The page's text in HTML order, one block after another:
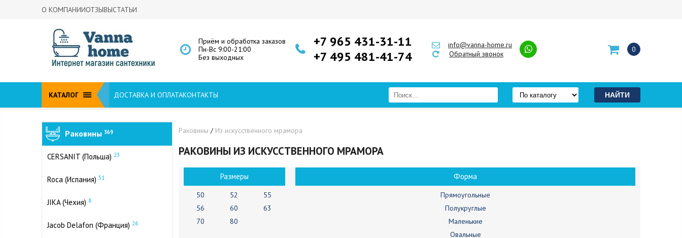
О КОМПАНИИОТЗЫВЫСТАТЬИ
Приём и обработка заказов
Пн-Вс 9:00-21:00
Без выходных
+7 965 431-31-11
+7 495 481-41-74
info@vanna-home.ru
Обратный звонок
0
КАТАЛОГ ДОСТАВКА И ОПЛАТАКОНТАКТЫ
Раковины 369
CERSANIT (Польша) 23
Roca (Испания) 51
JIKA (Чехия) 8
Jacob Delafon (Франция) 26
Раковины / Из искусственного мрамора
РАКОВИНЫ ИЗ ИСКУССТВЕННОГО МРАМОРА
Размеры Форма
50 52
55
56
60
63
70
80
Прямоугольные
Полукруглые
Маленькие
Овальные